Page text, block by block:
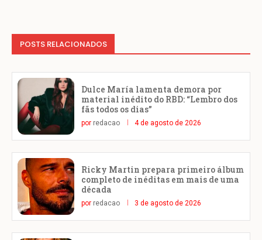
POSTS RELACIONADOS
Dulce María lamenta demora por
material inédito do RBD: “Lembro dos
fãs todos os dias”
por redacao 4 de agosto de 2026
Ricky Martin prepara primeiro álbum
completo de inéditas em mais de uma
década
por redacao 3 de agosto de 2026